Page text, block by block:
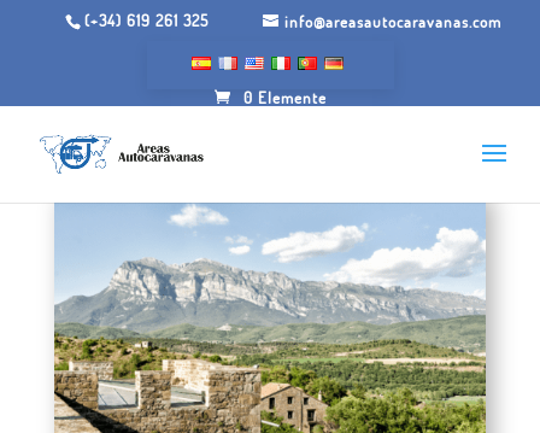
(+34) 619 261 325 info@areasautocaravanas.com
0 Elemente